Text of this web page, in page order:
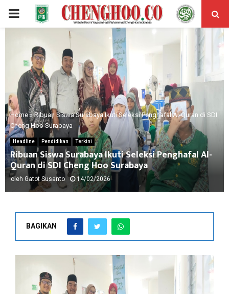
PRIMARY
MENU
Home»Ribuan Siswa Surabaya Ikuti Seleksi Penghafal Al-Quran di SDI
Cheng Hoo Surabaya
Headline Pendidikan Terkini
Ribuan Siswa Surabaya Ikuti Seleksi Penghafal Al-
Quran di SDI Cheng Hoo Surabaya
oleh Gatot Susanto 14/02/2026
BAGIKAN